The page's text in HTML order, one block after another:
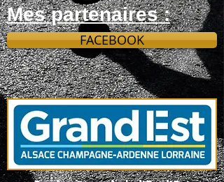
Mes partenaires :
FACEBOOK